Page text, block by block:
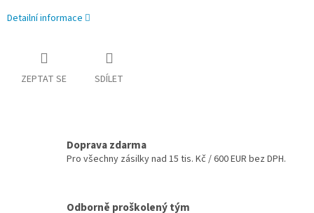
Detailní informace
ZEPTAT SE SDÍLET
Doprava zdarma
Pro všechny zásilky nad 15 tis. Kč / 600 EUR bez DPH.
Odborně proškolený tým